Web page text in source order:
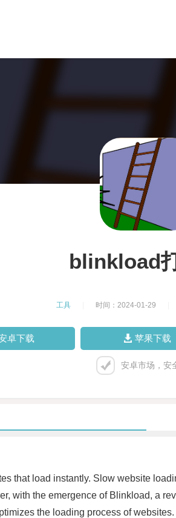
blinkload
工具 时间：2024-01-29
卓下载 苹果下载
安卓市场，安
that load instantly. Slow website
with the emergence of Blinkload, a
the loading process of